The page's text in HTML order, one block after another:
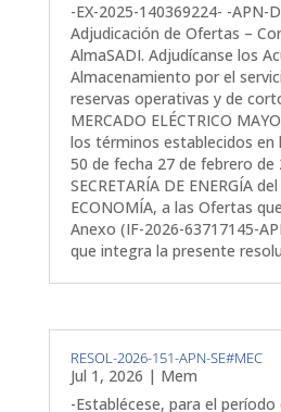
-EX-2025-140369224- -APN-
Adjudicación de Ofertas –
AlmaSADI. Adjudícanse los
Almacenamiento por el
reservas operativas y de
MERCADO ELÉCTRICO
los términos establecidos en
50 de fecha 27 de febrero de
SECRETARÍA DE ENERGÍA
ECONOMÍA, a las Ofertas
Anexo (IF-2026-63717145-
que integra la presente
RESOL-2026-151-APN-SE#MEC
Jul 1, 2026 | Mem
-Establécese, para el